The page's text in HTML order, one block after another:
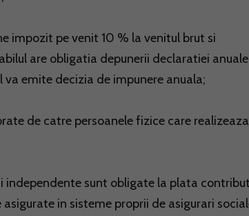
impozit pe venit 10 % la venitul brut si
are obligatia depunerii declaratiei anuale
emite decizia de impunere anuala;
de catre persoanele fizice care realizeaza
sunt obligate la plata
in sisteme proprii de asigurari